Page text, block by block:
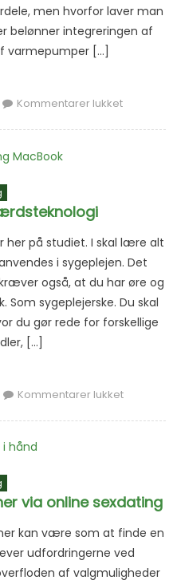
men hvorfor laver man
belønner integreringen af
varmepumper […]
Kommentarer lukket
her på studiet. I skal lære alt
i sygeplejen. Det
også, at du har øre og
Som sygeplejerske. Du skal
du gør rede for forskellige
[…]
Kommentarer lukket
via online sexdating
kan være som at finde en
udfordringerne ved
af valgmuligheder